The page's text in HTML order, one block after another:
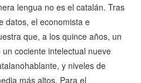
lengua no es el catalán. Tras
datos, el economista e
que, a los quince años, un
cociente intelectual nueve
y niveles de
más altos. Para el